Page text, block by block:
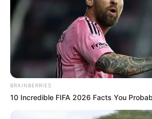
BRAINBERRIES
10 Incredible FIFA 2026 Facts You